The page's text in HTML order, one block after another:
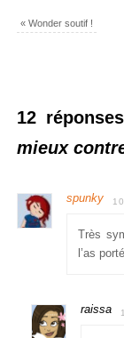
«Wonder soutif !
12
mieux
spunky
Très
l’as
raissa